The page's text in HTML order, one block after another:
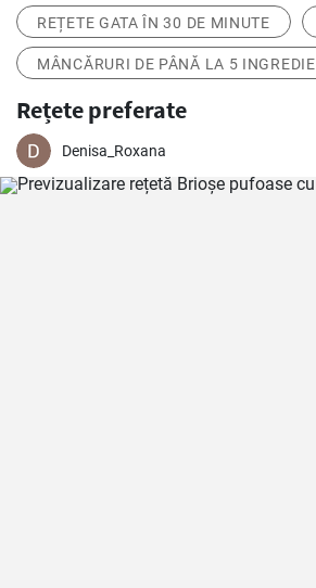
REȚETE GATA ÎN 30 DE MINUTE
MÂNCĂRURI DE PÂNĂ LA 5
Rețete preferate
Denisa_Roxana